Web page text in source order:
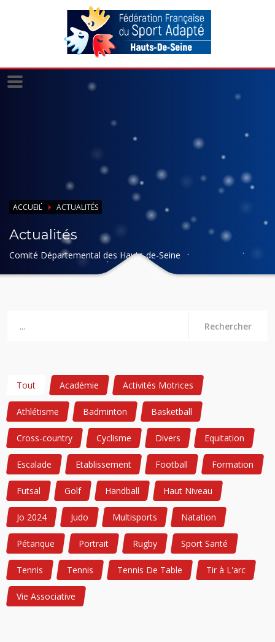
ACCUEIL ACTUALITÉS
Actualités
Comité Départemental des Hauts-de-Seine
Rechercher
Tout Académie Activités Motrices
Athlétisme Badminton Basketball
Cross-country Cyclisme Divers Equitation
Escalade Etablissement Football Formation
Futsal Golf Handball Haut Niveau
Jo 2024 Judo Multisports Natation
Pétanque Portrait Rugby Sport Santé
Tennis Tennis Tennis De Table Tir à L'arc
Vie Associative
Panneau de gestion des cookies